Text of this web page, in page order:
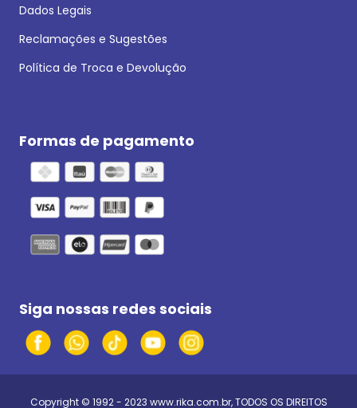
Dados Legais
Reclamações e Sugestões
Política de Troca e Devolução
Formas de pagamento
Siga nossas redes sociais
Copyright © 1992 - 2023 www.rika.com.br, TODOS OS DIREITOS